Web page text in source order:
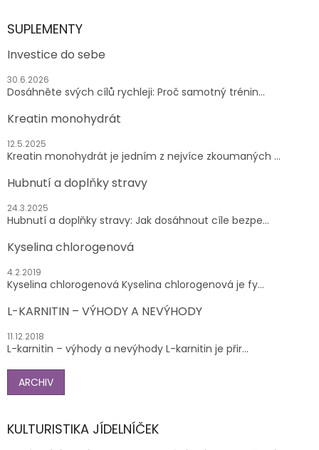
SUPLEMENTY
Investice do sebe
30.6.2026
Dosáhněte svých cílů rychleji: Proč samotný trénin...
Kreatin monohydrát
12.5.2025
Kreatin monohydrát je jedním z nejvíce zkoumaných ...
Hubnutí a doplňky stravy
24.3.2025
Hubnutí a doplňky stravy: Jak dosáhnout cíle bezpe...
Kyselina chlorogenová
4.2.2019
Kyselina chlorogenová Kyselina chlorogenová je fy...
L-KARNITIN – VÝHODY A NEVÝHODY
11.12.2018
L-karnitin – výhody a nevýhody L-karnitin je přir...
ARCHIV
KULTURISTIKA JÍDELNÍČEK